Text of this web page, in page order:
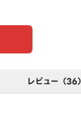
レビュー（36）